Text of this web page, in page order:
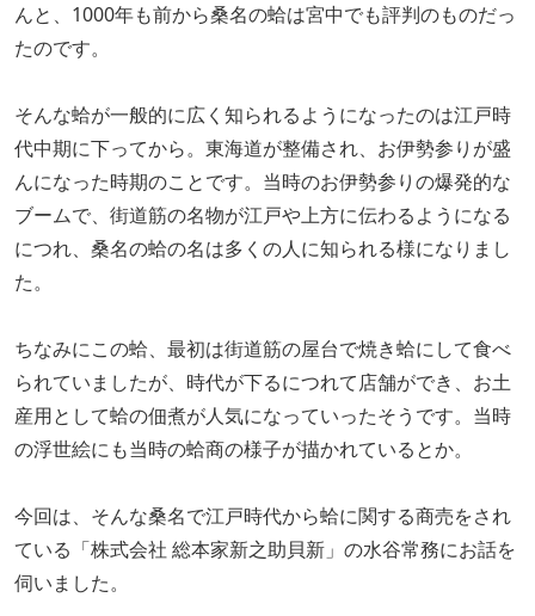
んと、1000年も前から桑名の蛤は宮中でも評判のものだっ
たのです。
そんな蛤が一般的に広く知られるようになったのは江戸時
代中期に下ってから。東海道が整備され、お伊勢参りが盛
んになった時期のことです。当時のお伊勢参りの爆発的な
ブームで、街道筋の名物が江戸や上方に伝わるようになる
につれ、桑名の蛤の名は多くの人に知られる様になりまし
た。
ちなみにこの蛤、最初は街道筋の屋台で焼き蛤にして食べ
られていましたが、時代が下るにつれて店舗ができ、お土
産用として蛤の佃煮が人気になっていったそうです。当時
の浮世絵にも当時の蛤商の様子が描かれているとか。
今回は、そんな桑名で江戸時代から蛤に関する商売をされ
ている「株式会社 総本家新之助貝新」の水谷常務にお話を
伺いました。